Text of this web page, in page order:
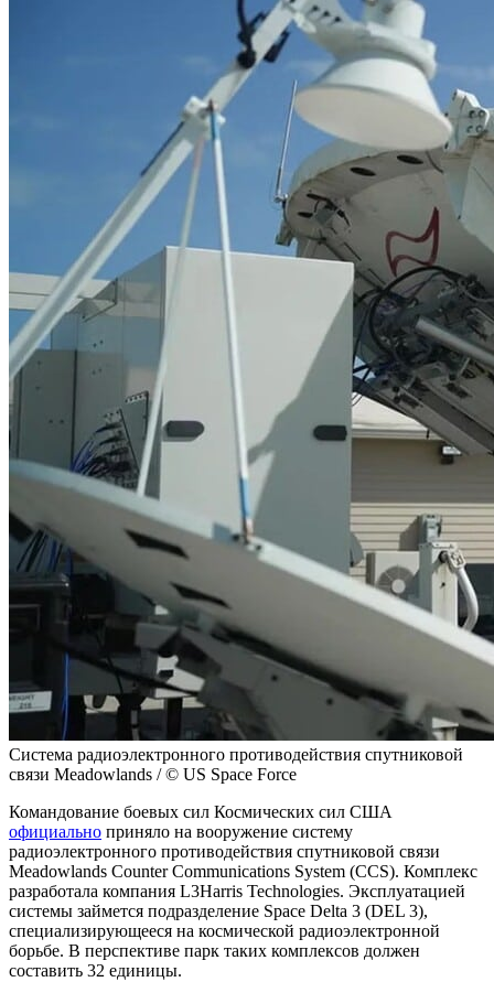
Система радиоэлектронного противодействия спутниковой
связи Meadowlands / © US Space Force
Командование боевых сил Космических сил США
официально приняло на вооружение систему
радиоэлектронного противодействия спутниковой связи
Meadowlands Counter Communications System (CCS). Комплекс
разработала компания L3Harris Technologies. Эксплуатацией
системы займется подразделение Space Delta 3 (DEL 3),
специализирующееся на космической радиоэлектронной
борьбе. В перспективе парк таких комплексов должен
составить 32 единицы.